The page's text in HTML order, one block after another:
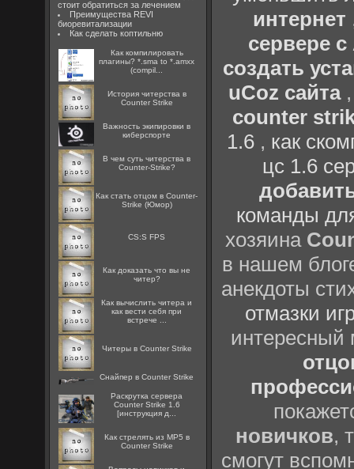
стоит обратиться за лечением
Преимущества REVI
биоревитализации
Как сделать коптильню
Как компилировать
плагины? *.sma to *.amxx
(compil...
История читерства в
Counter Strike
Важность экипировки в
киберспорте
В чем суть читерства в
Counter-Strike?
Как стать отцом в Counter-
Strike (Юмор)
CS:S FPS
Как доказать что вы не
читер?
Как вычислить читера и
как вести себя при
встрече ...
Читеры в Counter Strike
Снайпер в Counter Strike
Раскрутка сервера
Counter Strike 1.6
[инструкция д...
Как стрелять из MP5 в
Counter Strike
интернет
сервере
создать
uCoz сайта
counter
1.6, как
цс 1.6
команды
хозяина
в нашем
анекдоты
отмазки
интересный
новичков,
смогут